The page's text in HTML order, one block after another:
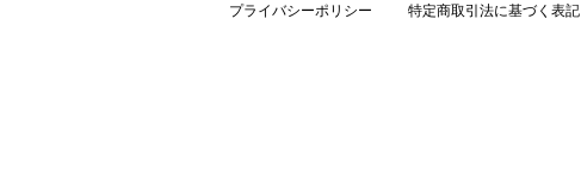
プライバシーポリシー 特定商取引法に基づく表記